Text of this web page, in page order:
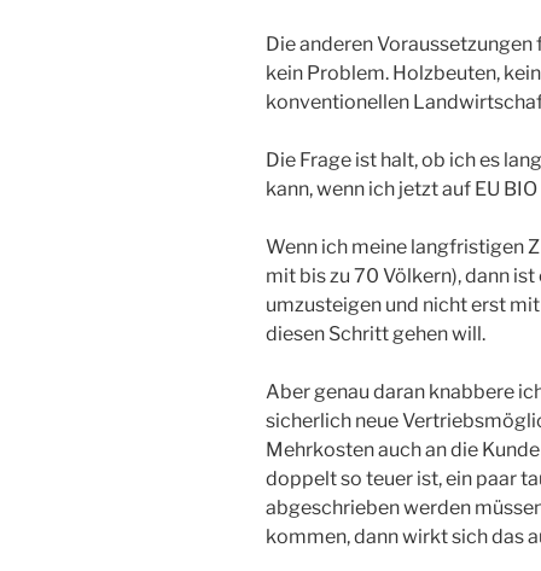
Die anderen
kein Problem. Holzbeuten,
konventionellen
Die Frage ist halt, ob ich es
kann, wenn ich jetzt auf EU
Wenn ich meine langfristigen
mit bis zu 70 Völkern), dann
umzusteigen und nicht erst
diesen Schritt gehen will.
Aber genau daran knabbere
sicherlich neue
Mehrkosten auch an die
doppelt so teuer ist, ein paar
abgeschrieben werden
kommen, dann wirkt sich das